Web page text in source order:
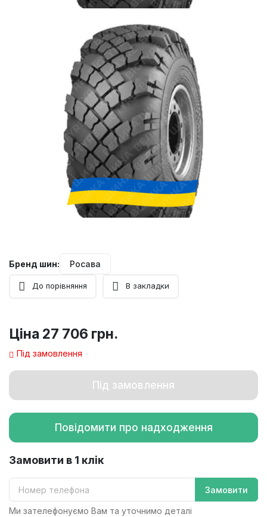
Бренд шин: Росава
До порівняння В закладки
Ціна 27 706 грн.
Під замовлення
Під замовлення
Повідомити про надходження
Замовити в 1 клік
Замовити
Ми зателефонуємо Вам та уточнимо деталі